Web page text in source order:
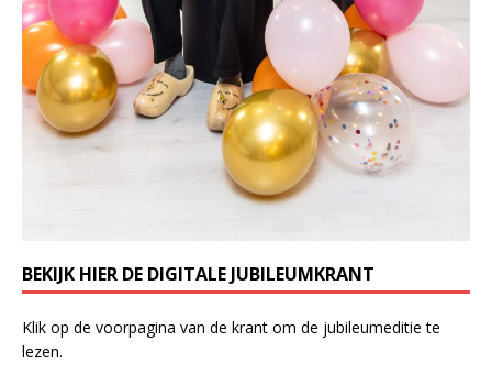
BEKIJK HIER DE DIGITALE JUBILEUMKRANT
Klik op de voorpagina van de krant om de jubileumeditie te
lezen.